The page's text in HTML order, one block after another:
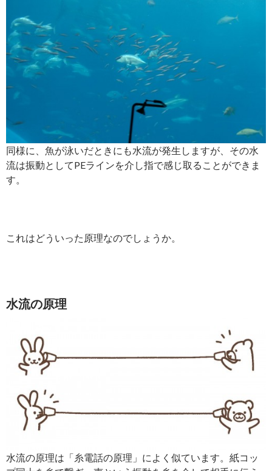
同様に、魚が泳いだときにも水流が発生しますが、その水
流は振動としてPEラインを介し指で感じ取ることができま
す。
これはどういった原理なのでしょうか。
水流の原理
水流の原理は「糸電話の原理」によく似ています。紙コッ